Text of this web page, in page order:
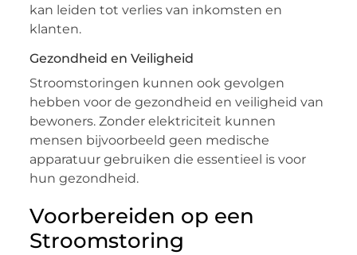
kan leiden tot verlies van inkomsten en
klanten.
Gezondheid en Veiligheid
Stroomstoringen kunnen ook gevolgen
hebben voor de gezondheid en veiligheid van
bewoners. Zonder elektriciteit kunnen
mensen bijvoorbeeld geen medische
apparatuur gebruiken die essentieel is voor
hun gezondheid.
Voorbereiden op een
Stroomstoring